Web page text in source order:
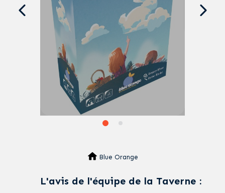
Blue Orange
L'avis de l'équipe de la Taverne :